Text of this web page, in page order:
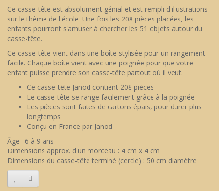
Ce casse-tête est absolument génial et est rempli d'illustrations
sur le thème de l'école. Une fois les 208 pièces placées, les
enfants pourront s'amuser à chercher les 51 objets autour du
casse-tête.
Ce casse-tête vient dans une boîte stylisée pour un rangement
facile. Chaque boîte vient avec une poignée pour que votre
enfant puisse prendre son casse-tête partout où il veut.
Ce casse-tête Janod contient 208 pièces
Le casse-tête se range facilement grâce à la poignée
Les pièces sont faites de cartons épais, pour durer plus
longtemps
Conçu en France par Janod
Âge : 6 à 9 ans
Dimensions approx. d'un morceau : 4 cm x 4 cm
Dimensions du casse-tête terminé (cercle) : 50 cm diamètre